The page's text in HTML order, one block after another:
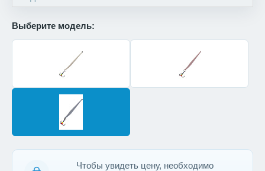
Выберите модель:
Чтобы увидеть цену, необходимо